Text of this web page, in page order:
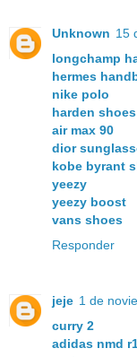
Unknown 15
longchamp
hermes
nike polo
harden shoes
air max 90
dior
kobe byrant
yeezy
yeezy boost
vans shoes
Responder
jeje 1 de
curry 2
adidas nmd